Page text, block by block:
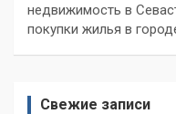
недвижимость в
покупки жилья в
Свежие записи